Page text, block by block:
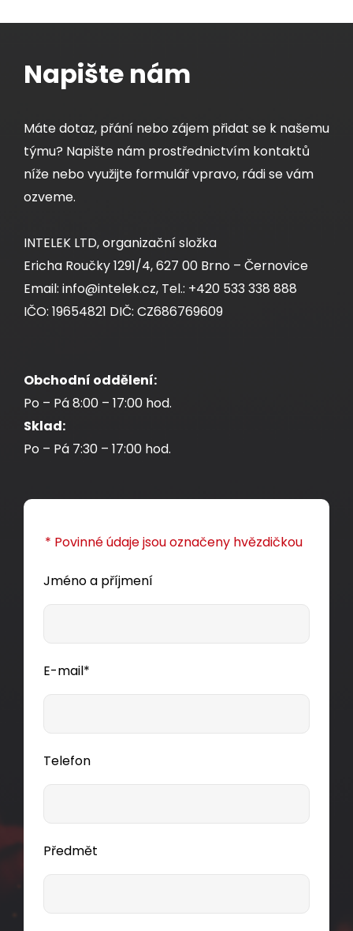
Napište nám
Máte dotaz, přání nebo zájem přidat se k našemu
týmu? Napište nám prostřednictvím kontaktů
níže nebo využijte formulář vpravo, rádi se vám
ozveme.
INTELEK LTD, organizační složka
Ericha Roučky 1291/4, 627 00 Brno – Černovice
Email: info@intelek.cz, Tel.: +420 533 338 888
IČO: 19654821 DIČ: CZ686769609
Obchodní oddělení:
Po – Pá 8:00 – 17:00 hod.
Sklad:
Po – Pá 7:30 – 17:00 hod.
* Povinné údaje jsou označeny hvězdičkou
Jméno a příjmení
E-mail*
Telefon
Předmět